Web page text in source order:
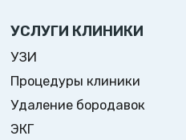
УСЛУГИ КЛИНИКИ
УЗИ
Процедуры клиники
Удаление бородавок
ЭКГ